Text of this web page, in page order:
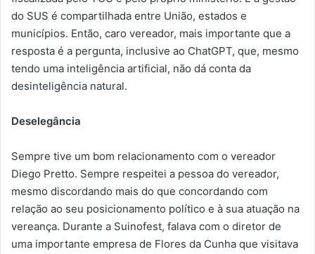
do SUS é compartilhada entre União, estados e
municípios. Então, caro vereador, mais importante que a
resposta é a pergunta, inclusive ao ChatGPT, que, mesmo
tendo uma inteligência artificial, não dá conta da
desinteligência natural.
Deselegância
Sempre tive um bom relacionamento com o vereador
Diego Pretto. Sempre respeitei a pessoa do vereador,
mesmo discordando mais do que concordando com
relação ao seu posicionamento político e à sua atuação na
vereança. Durante a Suinofest, falava com o diretor de
uma importante empresa de Flores da Cunha que visitava